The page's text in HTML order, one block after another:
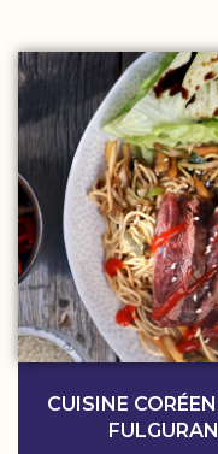
CUISINE